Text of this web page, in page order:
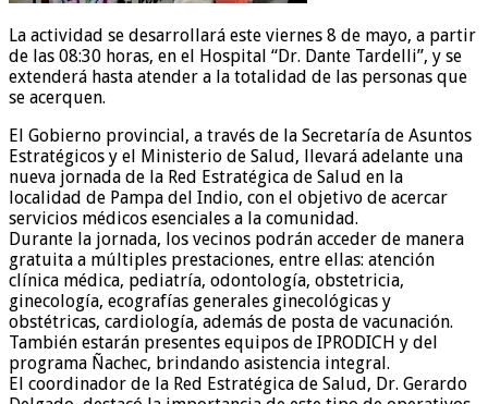
La actividad se desarrollará este viernes 8 de mayo, a partir
de las 08:30 horas, en el Hospital “Dr. Dante Tardelli”, y se
extenderá hasta atender a la totalidad de las personas que
se acerquen.
El Gobierno provincial, a través de la Secretaría de Asuntos
Estratégicos y el Ministerio de Salud, llevará adelante una
nueva jornada de la Red Estratégica de Salud en la
localidad de Pampa del Indio, con el objetivo de acercar
servicios médicos esenciales a la comunidad.
Durante la jornada, los vecinos podrán acceder de manera
gratuita a múltiples prestaciones, entre ellas: atención
clínica médica, pediatría, odontología, obstetricia,
ginecología, ecografías generales ginecológicas y
obstétricas, cardiología, además de posta de vacunación.
También estarán presentes equipos de IPRODICH y del
programa Ñachec, brindando asistencia integral.
El coordinador de la Red Estratégica de Salud, Dr. Gerardo